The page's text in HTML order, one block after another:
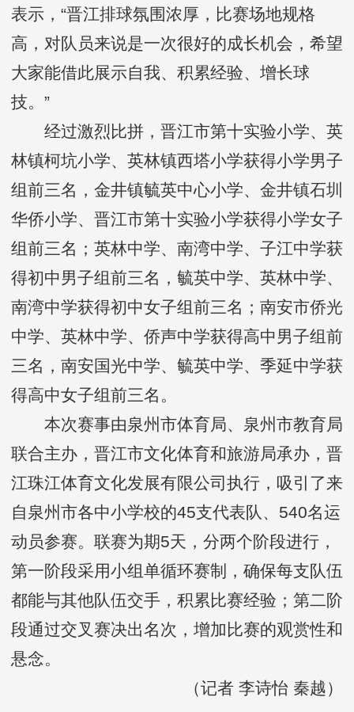
表示，“晋江排球氛围浓厚，比赛场地规格
高，对队员来说是一次很好的成长机会，希望
大家能借此展示自我、积累经验、增长球
技。”
经过激烈比拼，晋江市第十实验小学、英
林镇柯坑小学、英林镇西塔小学获得小学男子
组前三名，金井镇毓英中心小学、金井镇石圳
华侨小学、晋江市第十实验小学获得小学女子
组前三名；英林中学、南湾中学、子江中学获
得初中男子组前三名，毓英中学、英林中学、
南湾中学获得初中女子组前三名；南安市侨光
中学、英林中学、侨声中学获得高中男子组前
三名，南安国光中学、毓英中学、季延中学获
得高中女子组前三名。
本次赛事由泉州市体育局、泉州市教育局
联合主办，晋江市文化体育和旅游局承办，晋
江珠江体育文化发展有限公司执行，吸引了来
自泉州市各中小学校的45支代表队、540名运
动员参赛。联赛为期5天，分两个阶段进行，
第一阶段采用小组单循环赛制，确保每支队伍
都能与其他队伍交手，积累比赛经验；第二阶
段通过交叉赛决出名次，增加比赛的观赏性和
悬念。
（记者 李诗怡 秦越）